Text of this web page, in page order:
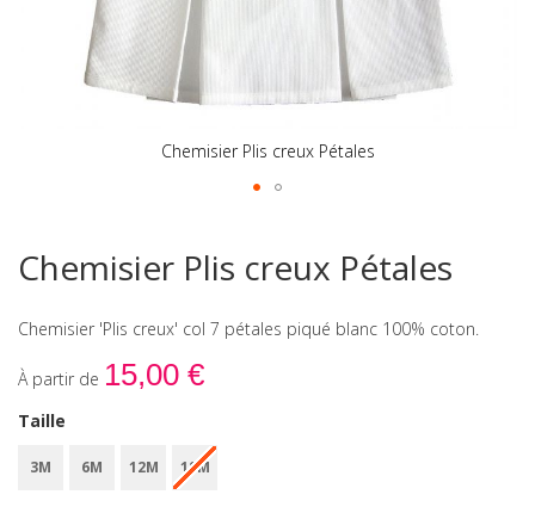
Chemisier Plis creux Pétales
the
beginning
the
gallery
Chemisier Plis creux Pétales
Chemisier 'Plis creux' col 7 pétales piqué blanc 100% coton.
À partir de 15,00 €
Taille
3M 6M 12M 18M